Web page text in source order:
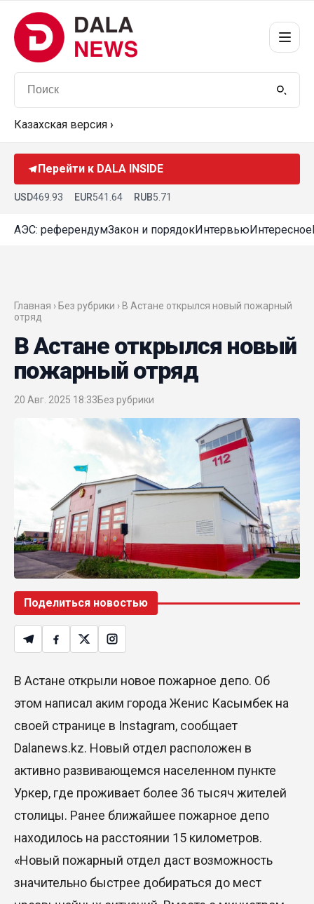
Казахская версия ›
Перейти к DALA INSIDE
USD469.93 EUR541.64 RUB5.71
АЭС: референдумЗакон и порядокИнтервьюИнтересное
Главная › Без рубрики › В Астане открылся новый пожарный
отряд
В Астане открылся новый
пожарный отряд
20 Авг. 2025 18:33Без рубрики
Поделиться новостью
В Астане открыли новое пожарное депо. Об
этом написал аким города Женис Касымбек на
своей странице в Instagram, сообщает
Dalanews.kz. Новый отдел расположен в
активно развивающемся населенном пункте
Уркер, где проживает более 36 тысяч жителей
столицы. Ранее ближайшее пожарное депо
находилось на расстоянии 15 километров.
«Новый пожарный отдел даст возможность
значительно быстрее добираться до мест